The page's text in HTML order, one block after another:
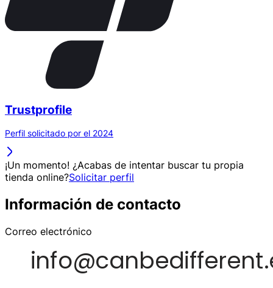
Trustprofile
Perfil solicitado por el 2024
¡Un momento! ¿Acabas de intentar buscar tu propia
tienda online?Solicitar perfil
Información de contacto
Correo electrónico